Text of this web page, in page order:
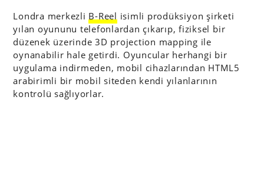
Londra merkezli B-Reel isimli prodüksiyon şirketi
yılan oyununu telefonlardan çıkarıp, fiziksel bir
düzenek üzerinde 3D projection mapping ile
oynanabilir hale getirdi. Oyuncular herhangi bir
uygulama indirmeden, mobil cihazlarından HTML5
arabirimli bir mobil siteden kendi yılanlarının
kontrolü sağlıyorlar.